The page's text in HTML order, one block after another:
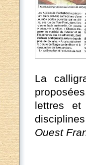
La
lettres et
Ouest